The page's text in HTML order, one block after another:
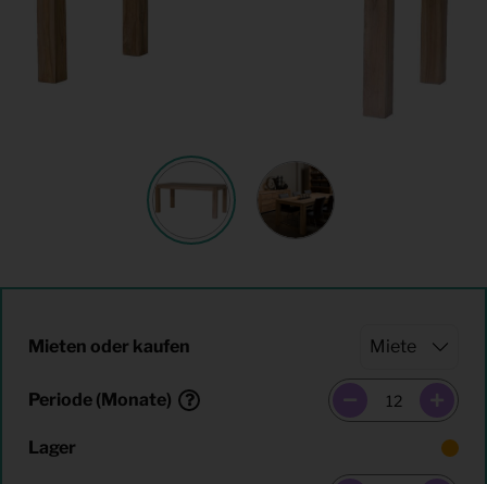
Mieten oder kaufen
Periode (Monate)
Lager